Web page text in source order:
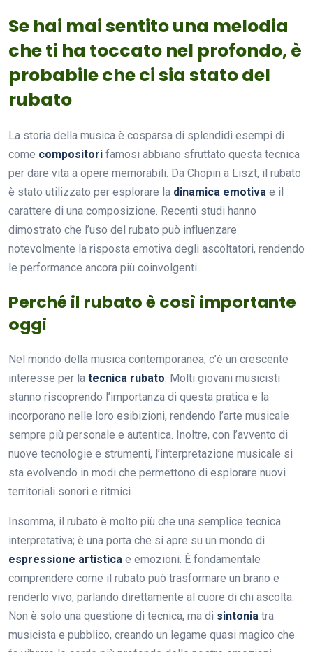
Se hai mai sentito una melodia
che ti ha toccato nel profondo, è
probabile che ci sia stato del
rubato
La storia della musica è cosparsa di splendidi esempi di
come compositori famosi abbiano sfruttato questa tecnica
per dare vita a opere memorabili. Da Chopin a Liszt, il rubato
è stato utilizzato per esplorare la dinamica emotiva e il
carattere di una composizione. Recenti studi hanno
dimostrato che l’uso del rubato può influenzare
notevolmente la risposta emotiva degli ascoltatori, rendendo
le performance ancora più coinvolgenti.
Perché il rubato è così importante
oggi
Nel mondo della musica contemporanea, c’è un crescente
interesse per la tecnica rubato. Molti giovani musicisti
stanno riscoprendo l’importanza di questa pratica e la
incorporano nelle loro esibizioni, rendendo l’arte musicale
sempre più personale e autentica. Inoltre, con l’avvento di
nuove tecnologie e strumenti, l’interpretazione musicale si
sta evolvendo in modi che permettono di esplorare nuovi
territoriali sonori e ritmici.
Insomma, il rubato è molto più che una semplice tecnica
interpretativa; è una porta che si apre su un mondo di
espressione artistica e emozioni. È fondamentale
comprendere come il rubato può trasformare un brano e
renderlo vivo, parlando direttamente al cuore di chi ascolta.
Non è solo una questione di tecnica, ma di sintonia tra
musicista e pubblico, creando un legame quasi magico che